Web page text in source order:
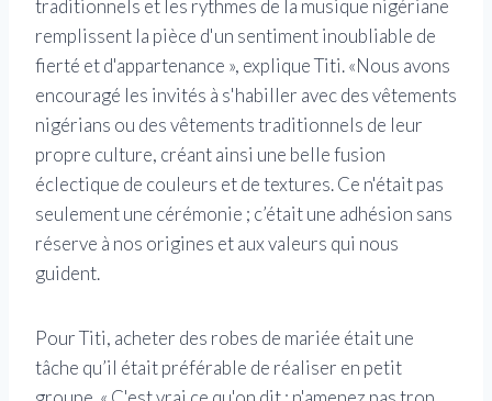
traditionnels et les rythmes de la musique nigériane
remplissent la pièce d'un sentiment inoubliable de
fierté et d'appartenance », explique Titi. «Nous avons
encouragé les invités à s'habiller avec des vêtements
nigérians ou des vêtements traditionnels de leur
propre culture, créant ainsi une belle fusion
éclectique de couleurs et de textures. Ce n'était pas
seulement une cérémonie ; c’était une adhésion sans
réserve à nos origines et aux valeurs qui nous
guident.
Pour Titi, acheter des robes de mariée était une
tâche qu’il était préférable de réaliser en petit